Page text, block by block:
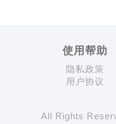
使用帮助
隐私政策
用户协议
All Rights